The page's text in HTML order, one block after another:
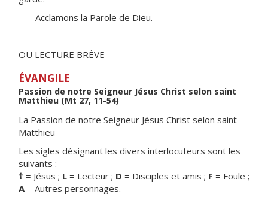
– Acclamons la Parole de Dieu.
OU LECTURE BRÈVE
ÉVANGILE
Passion de notre Seigneur Jésus Christ selon saint
Matthieu (Mt 27, 11-54)
La Passion de notre Seigneur Jésus Christ selon saint
Matthieu
Les sigles désignant les divers interlocuteurs sont les
suivants :
† = Jésus ; L = Lecteur ; D = Disciples et amis ; F = Foule ;
A= Autres personnages.